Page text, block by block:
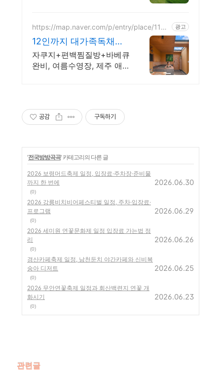
파에서 바다뷰, 에메랄드 감
성 수영장, 핀란드 사우나,
불멍
https://map.naver.com/p/entry/place/1161
광고
12인까지 대가족독채풀
빌라 완전독채 프라이빗
가족저택
자쿠지+편백찜질방+바베큐
완비, 여름수영장, 제주 애
채 가족저택
공감 구독하기
'전국방방곡곡' 카테고리의 다른 글
2026 보령머드축제 일정, 입장료·주차장·준비물
까지 한 번에
(0)
2026.06.30
2026 강릉비치비어페스티벌 일정, 주차·입장료·
프로그램
(0)
2026.06.29
2026 세미원 연꽃문화제 일정 입장료 가는법 정
리
(0)
2026.06.26
경산카페축제 일정, 남천둔치 야간카페와 신비복
숭아 디저트
(0)
2026.06.25
2026 무안연꽃축제 일정과 회산백련지 연꽃 개
화시기
(0)
2026.06.23
관련글